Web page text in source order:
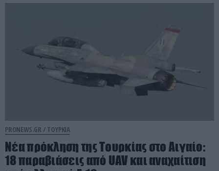
PRONEWS.GR / ΤΟΥΡΚΙΑ
Νέα πρόκληση της Τουρκίας στο Αιγαίο:
18 παραβιάσεις από UAV και αναχαίτιση